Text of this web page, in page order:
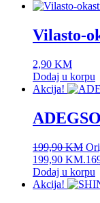
Vilasto-
2,90 KM
Dodaj u korpu
Akcija!
199,90KM
199,90 KM.
Dodaj u korpu
Akcija!